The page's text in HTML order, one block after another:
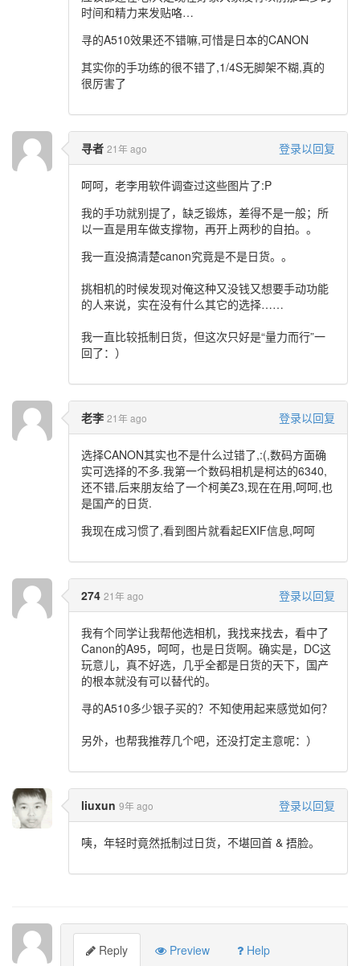
时间和精力来发贴咯…
寻的A510效果还不错嘛,可惜是日本的CANON
其实你的手功练的很不错了,1/4S无脚架不糊,真的
很厉害了
寻者 21年 ago 登录以回复
呵呵，老李用软件调查过这些图片了:P
我的手功就别提了，缺乏锻炼，差得不是一般；所
以一直是用车做支撑物，再开上两秒的自拍。。
我一直没搞清楚canon究竟是不是日货。。
挑相机的时候发现对俺这种又没钱又想要手动功能
的人来说，实在没有什么其它的选择……
我一直比较抵制日货，但这次只好是“量力而行”一
回了：）
老李 21年 ago 登录以回复
选择CANON其实也不是什么过错了,:(,数码方面确
实可选择的不多.我第一个数码相机是柯达的6340,
还不错,后来朋友给了一个柯美Z3,现在在用,呵呵,也
是国产的日货.
我现在成习惯了,看到图片就看起EXIF信息,呵呵
274 21年 ago 登录以回复
我有个同学让我帮他选相机，我找来找去，看中了
Canon的A95，呵呵，也是日货啊。确实是，DC这
玩意儿，真不好选，几乎全都是日货的天下，国产
的根本就没有可以替代的。
寻的A510多少银子买的？不知使用起来感觉如何？
另外，也帮我推荐几个吧，还没打定主意呢：）
liuxun 9年 ago 登录以回复
咦，年轻时竟然抵制过日货，不堪回首 & 捂脸。
Reply Preview Help